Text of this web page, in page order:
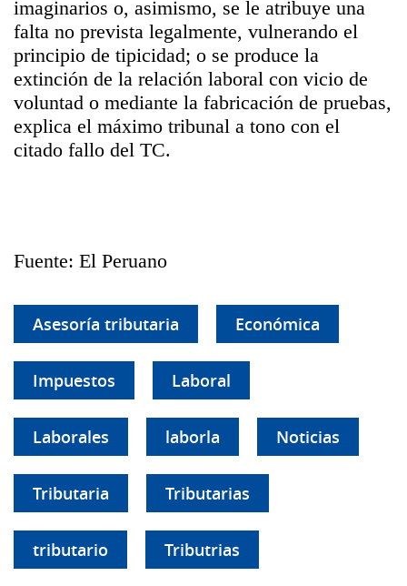
imaginarios o, asimismo, se le atribuye una
falta no prevista legalmente, vulnerando el
principio de tipicidad; o se produce la
extinción de la relación laboral con vicio de
voluntad o mediante la fabricación de pruebas,
explica el máximo tribunal a tono con el
citado fallo del TC.
Fuente: El Peruano
Asesoría tributaria Económica
Impuestos Laboral
Laborales laborla Noticias
Tributaria Tributarias
tributario Tributrias